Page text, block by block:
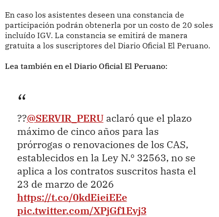
En caso los asistentes deseen una constancia de
participación podrán obtenerla por un costo de 20 soles
incluído IGV. La constancia se emitirá de manera
gratuita a los suscriptores del Diario Oficial El Peruano.
Lea también en el Diario Oficial El Peruano:
??@SERVIR_PERUaclaró que el plazo
máximo de cinco años para las
prórrogas o renovaciones de los CAS,
establecidos en la Ley N.º 32563, no se
aplica a los contratos suscritos hasta el
23 de marzo de 2026
https://t.co/0kdEieiEEe
pic.twitter.com/XPjGf1Evj3